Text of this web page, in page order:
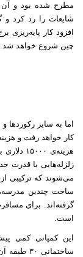
افزود کار پایه‌ریزی
چین شروع خواهد شد.
هزینه‌ی
می‌شوند که‌ ترکیبی
ساخت چندین مدرسه،
است.
این کمپانی کمی‌